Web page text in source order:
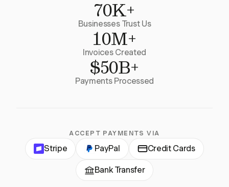
70K+
Businesses Trust Us
10M+
Invoices Created
$50B+
Payments Processed
ACCEPT PAYMENTS VIA
Stripe PayPal Credit Cards
Bank Transfer